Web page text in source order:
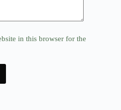
in this browser for the